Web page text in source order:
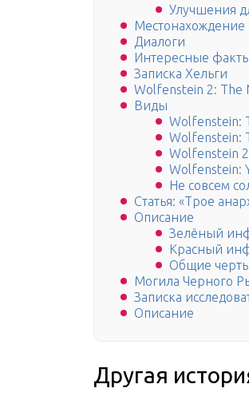
Улучшения
Местонахождение
Диалоги
Интересные
Записка Хельги
Wolfenstein 2: The
Виды
Wolfenstein:
Wolfenstein:
Wolfenstein
Wolfenstein:
Не совсем
Статья: «Трое
Описание
Зелёный
Красный
Общие
Могила Черного
Записка
Описание
Другая